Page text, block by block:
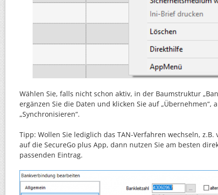
Wählen Sie, falls nicht schon aktiv, in der Baumstruktur
ergänzen Sie die Daten und klicken Sie auf „Übernehmen“,
„Synchronisieren“.
Tipp: Wollen Sie lediglich das TAN-Verfahren wechseln, z.B.
auf die SecureGo plus App, dann nutzen Sie am besten
passenden Eintrag.